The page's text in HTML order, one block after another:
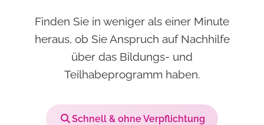
Finden Sie in weniger als einer Minute
heraus, ob Sie Anspruch auf Nachhilfe
über das Bildungs- und
Teilhabeprogramm haben.
Schnell & ohne Verpflichtung